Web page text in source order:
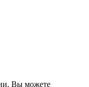
Вы можете